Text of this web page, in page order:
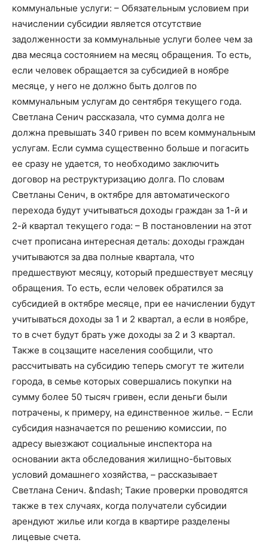
коммунальные услуги: – Обязательным условием при
начислении субсидии является отсутствие
задолженности за коммунальные услуги более чем за
два месяца состоянием на месяц обращения. То есть,
если человек обращается за субсидией в ноябре
месяце, у него не должно быть долгов по
коммунальным услугам до сентября текущего года.
Светлана Сенич рассказала, что сумма долга не
должна превышать 340 гривен по всем коммунальным
услугам. Если сумма существенно больше и погасить
ее сразу не удается, то необходимо заключить
договор на реструктуризацию долга. По словам
Светланы Сенич, в октябре для автоматического
перехода будут учитываться доходы граждан за 1-й и
2-й квартал текущего года: – В постановлении на этот
счет прописана интересная деталь: доходы граждан
учитываются за два полные квартала, что
предшествуют месяцу, который предшествует месяцу
обращения. То есть, если человек обратился за
субсидией в октябре месяце, при ее начислении будут
учитываться доходы за 1 и 2 квартал, а если в ноябре,
то в счет будут брать уже доходы за 2 и 3 квартал.
Также в соцзащите населения сообщили, что
рассчитывать на субсидию теперь смогут те жители
города, в семье которых совершались покупки на
сумму более 50 тысяч гривен, если деньги были
потрачены, к примеру, на единственное жилье. – Если
субсидия назначается по решению комиссии, по
адресу выезжают социальные инспектора на
основании акта обследования жилищно-бытовых
условий домашнего хозяйства, – рассказывает
Светлана Сенич. &ndash; Такие проверки проводятся
также в тех случаях, когда получатели субсидии
арендуют жилье или когда в квартире разделены
лицевые счета.